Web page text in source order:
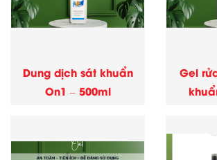
Dung dịch sát khuẩn
On1 – 500ml
Gel